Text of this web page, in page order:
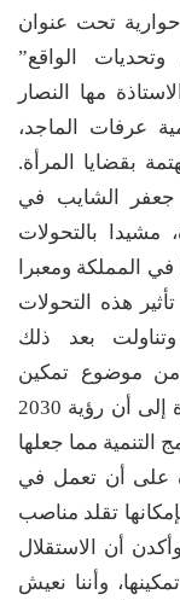
حوارية تحت عنوان
الواقع”
مها النصار
عرفات الماجد،
بقضايا المرأة.
جعفر الشايب في
مشيدا بالتحولات
المملكة ومعبرا
هذه التحولات
بعد ذلك
من موضوع تمكين
المرأة والفرص التي نتجت عنها في إشارة إلى أن رؤية 2030
مما جعلها
على أن تعمل في
تقلد مناصب
أن الاستقلال
وأننا نعيش